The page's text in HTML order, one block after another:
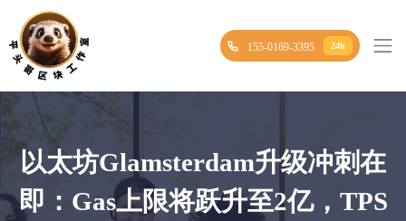
155-0169-3395 24h
以太坊Glamsterdam升级冲刺在
即：Gas上限将跃升至2亿，TPS